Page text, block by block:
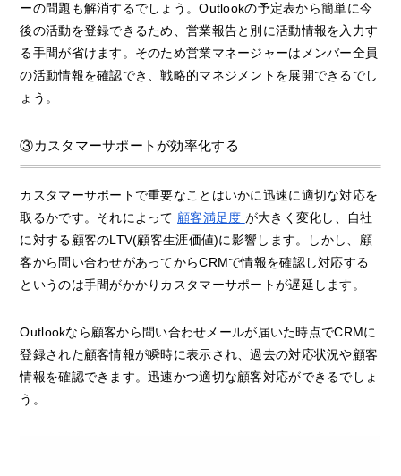
ーの問題も解消するでしょう。Outlookの予定表から簡単に今
後の活動を登録できるため、営業報告と別に活動情報を入力す
る手間が省けます。そのため営業マネージャーはメンバー全員
の活動情報を確認でき、戦略的マネジメントを展開できるでし
ょう。
③カスタマーサポートが効率化する
カスタマーサポートで重要なことはいかに迅速に適切な対応を
取るかです。それによって 顧客満足度 が大きく変化し、自社
に対する顧客のLTV(顧客生涯価値)に影響します。しかし、顧
客から問い合わせがあってからCRMで情報を確認し対応する
というのは手間がかかりカスタマーサポートが遅延します。
Outlookなら顧客から問い合わせメールが届いた時点でCRMに
登録された顧客情報が瞬時に表示され、過去の対応状況や顧客
情報を確認できます。迅速かつ適切な顧客対応ができるでしょ
う。